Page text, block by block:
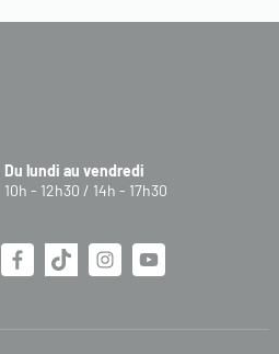
Du lundi au vendredi
10h - 12h30 / 14h - 17h30